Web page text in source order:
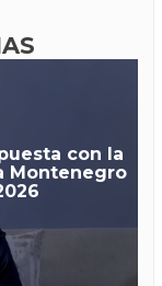
con la
Montenegro